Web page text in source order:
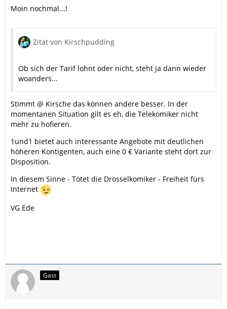
Moin nochmal...!
Zitat von Kirschpudding
Ob sich der Tarif lohnt oder nicht, steht ja dann wieder
woanders...
Stimmt @ Kirsche das können andere besser. In der
momentanen Situation gilt es eh, die Telekomiker nicht
mehr zu hofieren.
1und1 bietet auch interessante Angebote mit deutlichen
höheren Kontigenten, auch eine 0 € Variante steht dort zur
Disposition.
In diesem Sinne - Tötet die Drosselkomiker - Freiheit fürs
Internet
VG Ede
Gast